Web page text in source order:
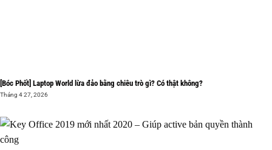
[Bóc Phốt] Laptop World lừa đảo bằng chiêu trò gì? Có thật không?
Tháng 4 27, 2026